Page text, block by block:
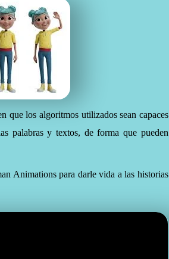
que los algoritmos utilizados sean capaces
palabras y textos, de forma que pueden
Animations para darle vida a las historias